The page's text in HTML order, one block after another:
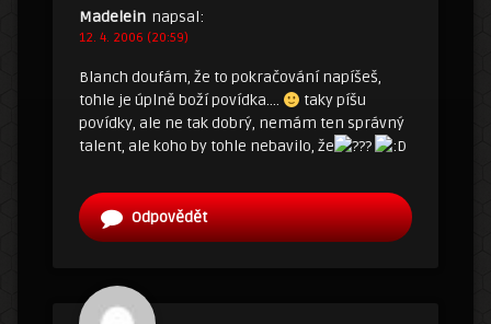
Madelein napsal:
12. 4. 2006 (20:59)
Blanch doufám, že to pokračování napíšeš,
tohle je úplně boží povídka….
taky píšu
povídky, ale ne tak dobrý, nemám ten správný
talent, ale koho by tohle nebavilo, že
Odpovědět